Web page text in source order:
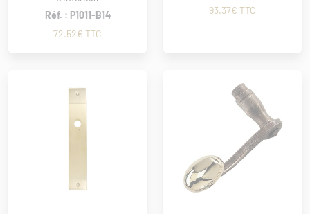
Réf. : P1011-B14
72.52€ TTC
93.37€ TTC